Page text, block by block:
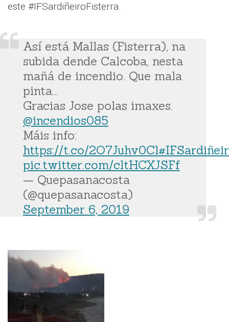
este #IFSardiñeiroFisterra.
Así está Mallas (Fisterra), na
subida dende Calcoba, nesta
mañá de incendio. Que mala
pinta...
Gracias Jose polas imaxes.
@incendios085
Máis info:
https://t.co/2O7Juhv0Cl
pic.twitter.com/cltHCXJSFf
— Quepasanacosta
(@quepasanacosta)
September 6, 2019